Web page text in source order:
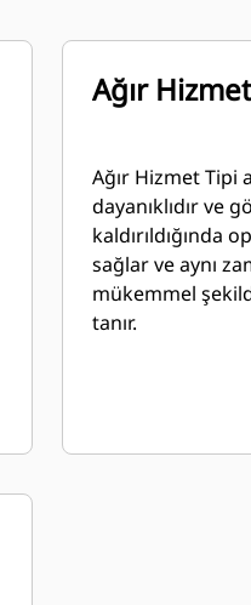
Ağır
Ağır Hizmet Tipi
dayanıklıdır ve
kaldırıldığında
sağlar ve aynı
mükemmel
tanır.